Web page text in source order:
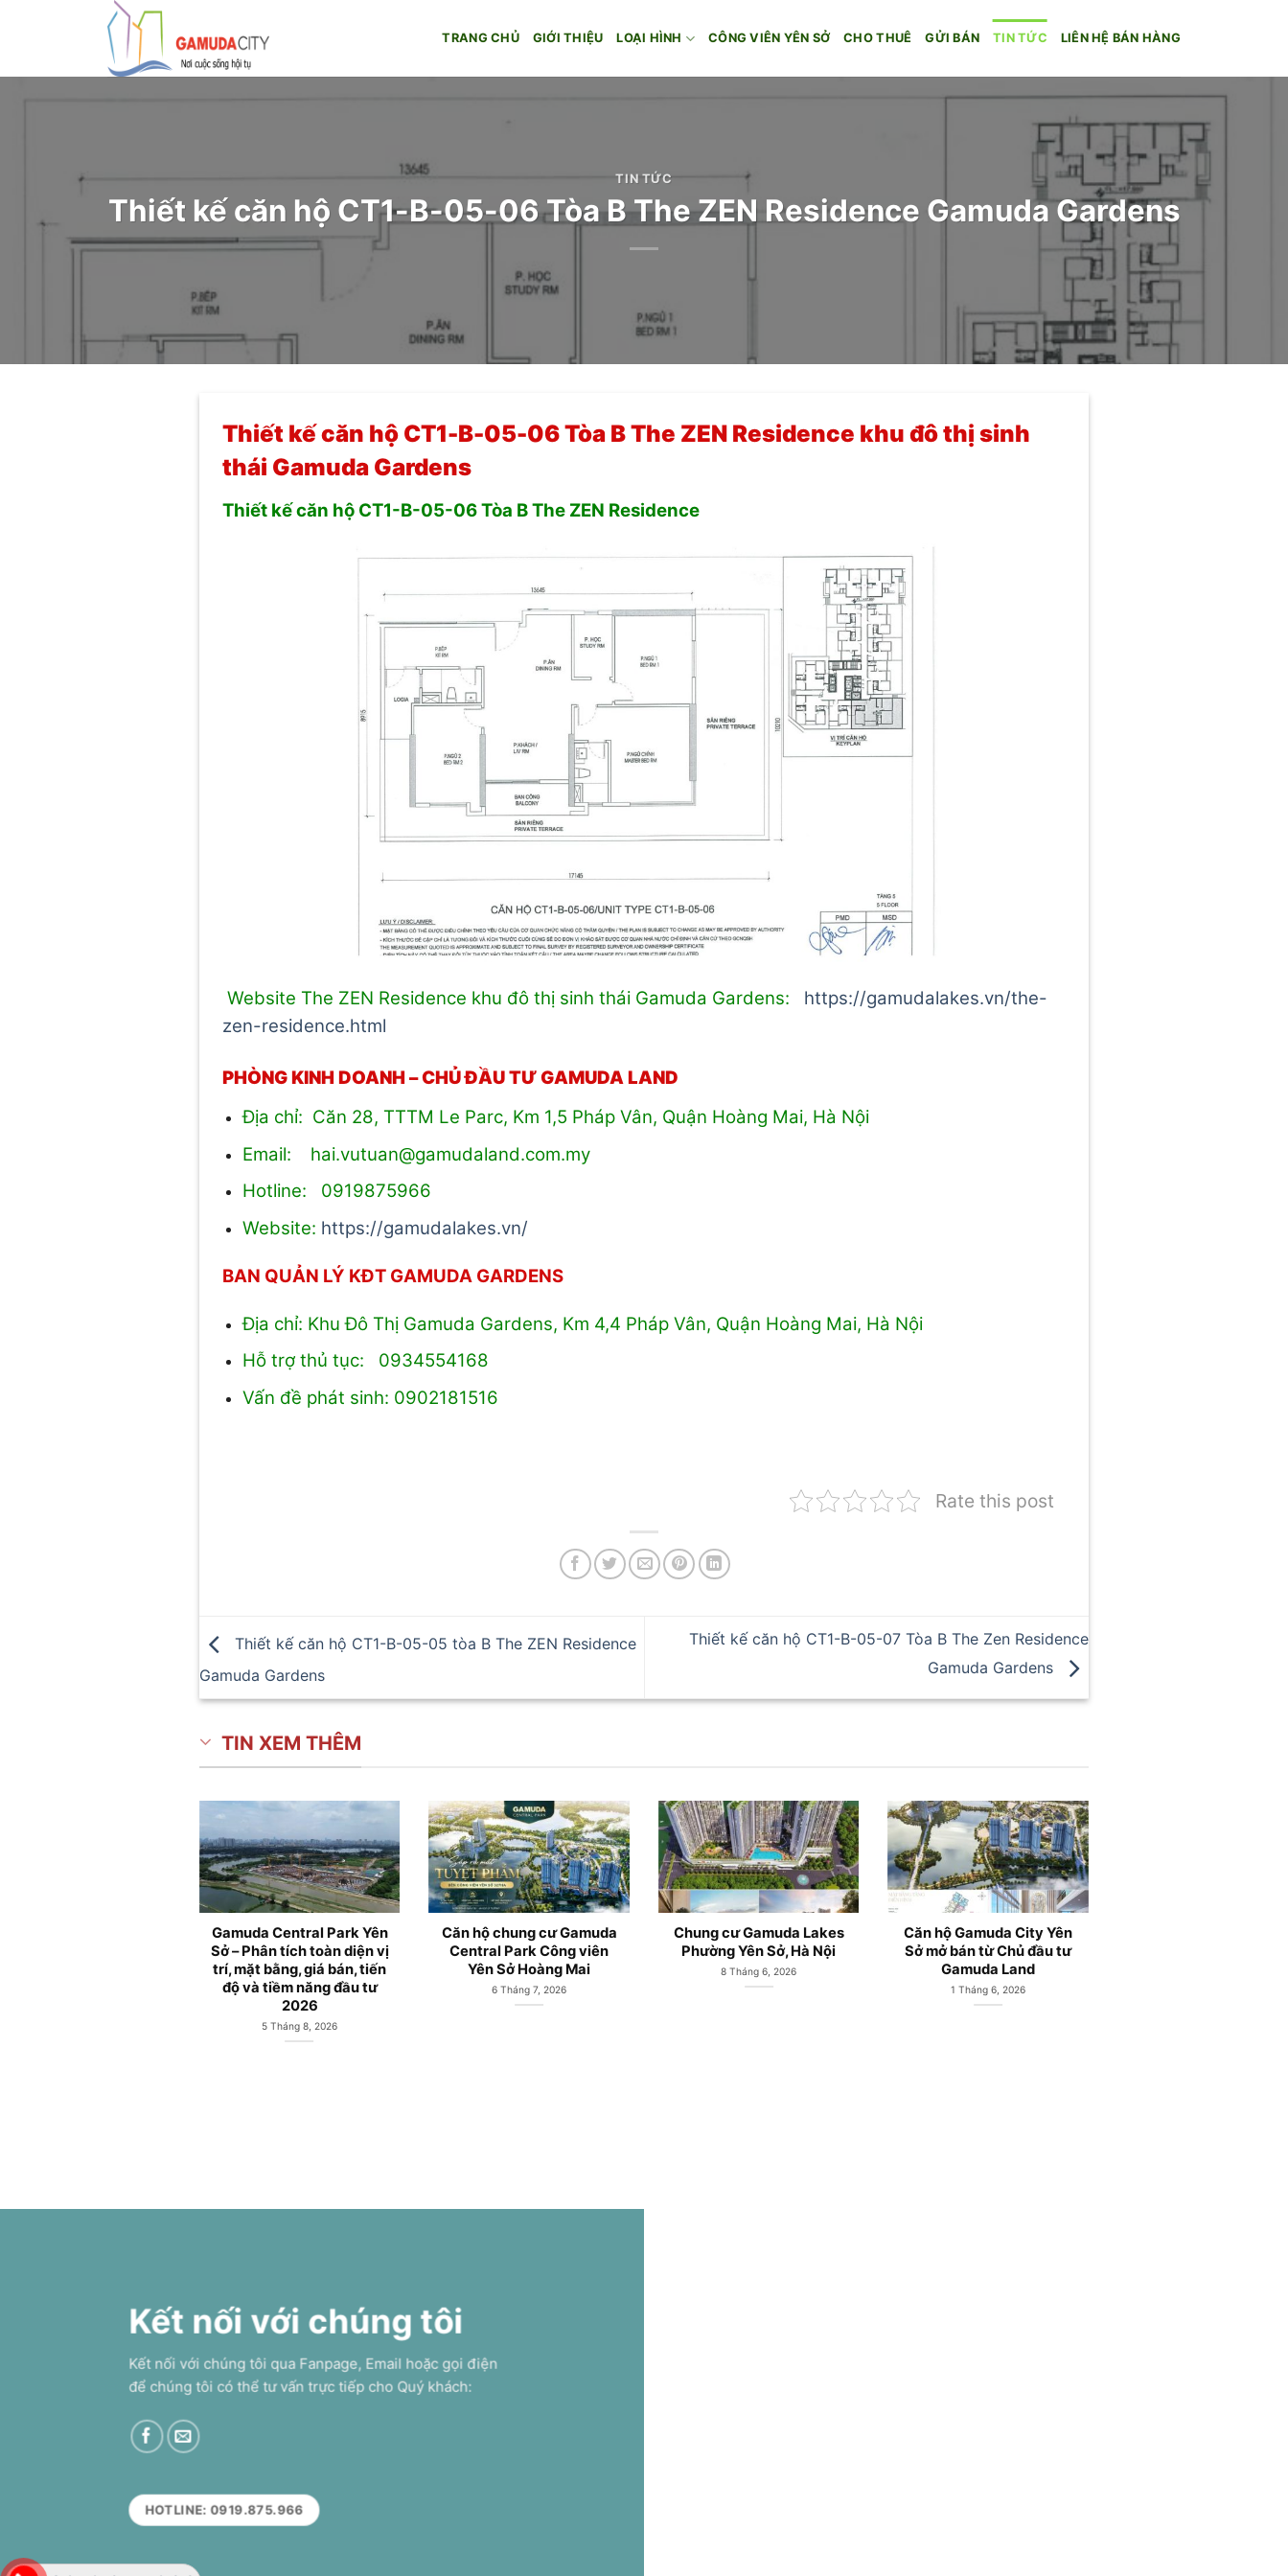
dung
TRANG CHỦ GIỚI THIỆU LOẠI HÌNH CÔNG VIÊN YÊN SỞ CHO THUÊ GỬI BÁN TIN TỨC LIÊN HỆ BÁN HÀNG
TIN TỨC
Thiết kế căn hộ CT1-B-05-06 Tòa B The ZEN Residence Gamuda Gardens
Thiết kế căn hộ CT1-B-05-06 Tòa B The ZEN Residence khu đô thị sinh
thái Gamuda Gardens
Thiết kế căn hộ CT1-B-05-06 Tòa B The ZEN Residence
Website The ZEN Residence khu đô thị sinh thái Gamuda Gardens: https://gamudalakes.vn/the-
zen-residence.html
PHÒNG KINH DOANH – CHỦ ĐẦU TƯ GAMUDA LAND
Địa chỉ: Căn 28, TTTM Le Parc, Km 1,5 Pháp Vân, Quận Hoàng Mai, Hà Nội
Email: hai.vutuan@gamudaland.com.my
Hotline: 0919875966
Website: https://gamudalakes.vn/
BAN QUẢN LÝ KĐT GAMUDA GARDENS
Địa chỉ: Khu Đô Thị Gamuda Gardens, Km 4,4 Pháp Vân, Quận Hoàng Mai, Hà Nội
Hỗ trợ thủ tục: 0934554168
Vấn đề phát sinh: 0902181516
Rate this post
Thiết kế căn hộ CT1-B-05-05 tòa B The ZEN Residence
Gamuda Gardens
Thiết kế căn hộ CT1-B-05-07 Tòa B The Zen Residence
Gamuda Gardens
TIN XEM THÊM
Gamuda Central Park Yên
Sở – Phân tích toàn diện vị
trí, mặt bằng, giá bán, tiến
độ và tiềm năng đầu tư
Căn hộ chung cư Gamuda
Central Park Công viên
Yên Sở Hoàng Mai
Chung cư Gamuda Lakes
Phường Yên Sở, Hà Nội
Căn hộ Gamuda City Yên
Sở mở bán từ Chủ đầu tư
Gamuda City Hà Nội và
Công viên Hồ Yên Sở
Kết nối với chúng tôi
Kết nối với chúng tôi qua Fanpage, Email hoặc gọi điện
để chúng tôi có thể tư vấn trực tiếp cho Quý khách:
HOTLINE: 0919.875.966